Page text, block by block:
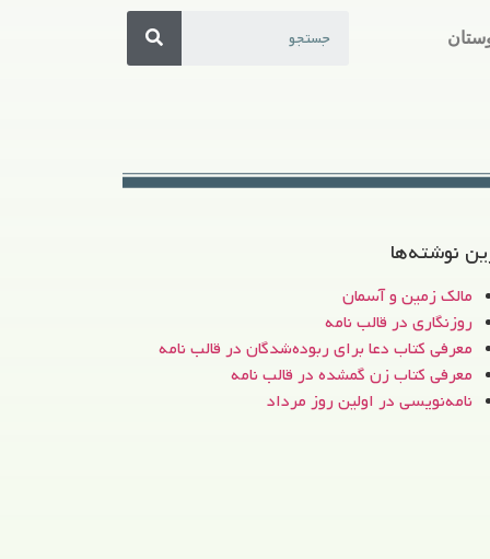
نوشته‌ها
مالک زمین و آسمان
روزنگاری در قالب نامه
معرفی کتاب دعا برای ربوده‌شدگان در قالب نامه
معرفی کتاب زن‌ گمشده در قالب نامه
نامه‌نویسی در اولین روز مرداد